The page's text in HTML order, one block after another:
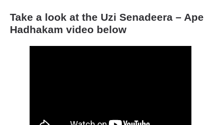
Take a look at the Uzi Senadeera – Ape
Hadhakam video below